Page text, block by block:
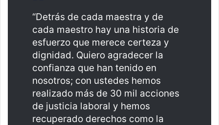
“Detrás de cada maestra y de
cada maestro hay una historia de
esfuerzo que merece certeza y
dignidad. Quiero agradecer la
confianza que han tenido en
nosotros; con ustedes hemos
realizado más de 30 mil acciones
de justicia laboral y hemos
recuperado derechos como la